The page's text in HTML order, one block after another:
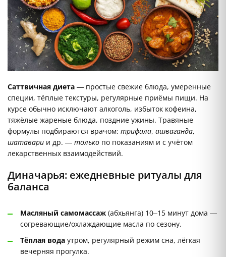
Саттвичная диета — простые свежие блюда, умеренные
специи, тёплые текстуры, регулярные приёмы пищи. На
курсе обычно исключают алкоголь, избыток кофеина,
тяжёлые жареные блюда, поздние ужины. Травяные
формулы подбираются врачом: трифала, ашваганда,
шатавари и др. — только по показаниям и с учётом
лекарственных взаимодействий.
Диначарья: ежедневные ритуалы для
баланса
Масляный самомассаж (абхьянга) 10–15 минут дома —
согревающие/охлаждающие масла по сезону.
Тёплая вода утром, регулярный режим сна, лёгкая
вечерняя прогулка.